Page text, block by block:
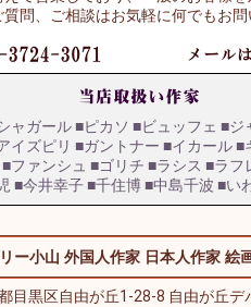
問、ご相談はお気軽に何でもお
ャガール■ピカソ ■ビュッフェ ■ジ
イズピリ ■ガントナー ■イカール■
■ファンシュ ■ゴリチ ■ラシス ■ラフ
■今井幸子■千住博■中島千波 ■い
ー小山 外国人作家 日本人作家 絵
目黒区自由が丘1-28-8 自由が丘デ